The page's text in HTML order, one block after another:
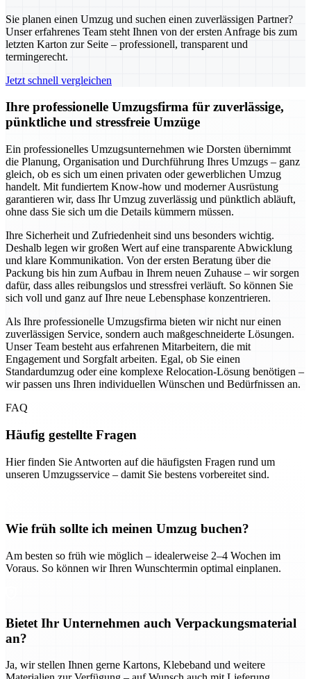
Sie planen einen Umzug und suchen einen zuverlässigen Partner?
Unser erfahrenes Team steht Ihnen von der ersten Anfrage bis zum
letzten Karton zur Seite – professionell, transparent und
termingerecht.
Jetzt schnell vergleichen
Ihre professionelle Umzugsfirma für zuverlässige,
pünktliche und stressfreie Umzüge
Ein professionelles Umzugsunternehmen wie Dorsten übernimmt
die Planung, Organisation und Durchführung Ihres Umzugs – ganz
gleich, ob es sich um einen privaten oder gewerblichen Umzug
handelt. Mit fundiertem Know-how und moderner Ausrüstung
garantieren wir, dass Ihr Umzug zuverlässig und pünktlich abläuft,
ohne dass Sie sich um die Details kümmern müssen.
Ihre Sicherheit und Zufriedenheit sind uns besonders wichtig.
Deshalb legen wir großen Wert auf eine transparente Abwicklung
und klare Kommunikation. Von der ersten Beratung über die
Packung bis hin zum Aufbau in Ihrem neuen Zuhause – wir sorgen
dafür, dass alles reibungslos und stressfrei verläuft. So können Sie
sich voll und ganz auf Ihre neue Lebensphase konzentrieren.
Als Ihre professionelle Umzugsfirma bieten wir nicht nur einen
zuverlässigen Service, sondern auch maßgeschneiderte Lösungen.
Unser Team besteht aus erfahrenen Mitarbeitern, die mit
Engagement und Sorgfalt arbeiten. Egal, ob Sie einen
Standardumzug oder eine komplexe Relocation-Lösung benötigen –
wir passen uns Ihren individuellen Wünschen und Bedürfnissen an.
FAQ
Häufig gestellte Fragen
Hier finden Sie Antworten auf die häufigsten Fragen rund um
unseren Umzugsservice – damit Sie bestens vorbereitet sind.
Wie früh sollte ich meinen Umzug buchen?
Am besten so früh wie möglich – idealerweise 2–4 Wochen im
Voraus. So können wir Ihren Wunschtermin optimal einplanen.
Bietet Ihr Unternehmen auch Verpackungsmaterial
an?
Ja, wir stellen Ihnen gerne Kartons, Klebeband und weitere